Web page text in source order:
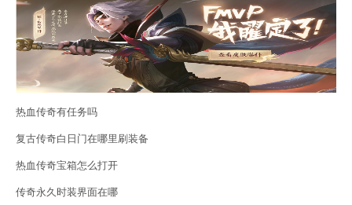
热血传奇有任务吗
复古传奇白日门在哪里刷装备
热血传奇宝箱怎么打开
传奇永久时装界面在哪